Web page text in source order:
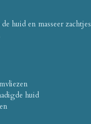
huid en masseer
huid